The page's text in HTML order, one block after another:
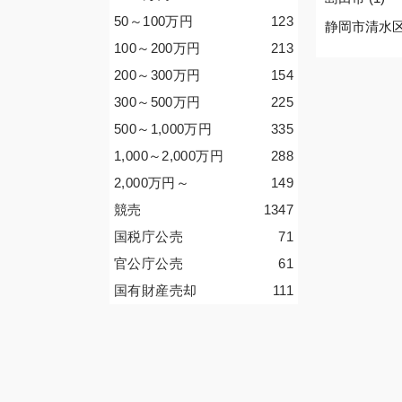
静岡市清水
123
50～100万円
213
100～200万円
154
200～300万円
225
300～500万円
335
500～1,000万円
288
1,000～2,000万円
149
2,000万円 ～
1347
競売
71
国税庁公売
61
官公庁公売
111
国有財産売却